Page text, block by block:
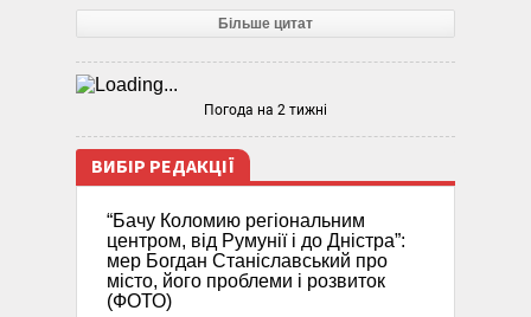
Більше цитат
Погода на 2 тижні
ВИБІР РЕДАКЦІЇ
“Бачу Коломию регіональним
центром, від Румунії і до Дністра”:
мер Богдан Станіславський про
місто, його проблеми і розвиток
(ФОТО)